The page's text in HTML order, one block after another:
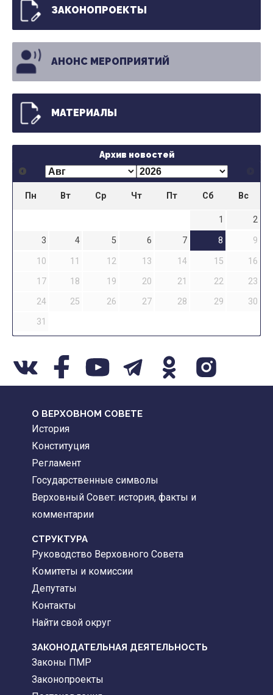
ЗАКОНОПРОЕКТЫ
АНОНС МЕРОПРИЯТИЙ
МАТЕРИАЛЫ
Архив новостей
Пн Вт Ср Чт Пт Сб Вс
1
2
3
4 5 6 7 8
9
10
11 12 13 14 15
16
17
18 19 20 21 22
23
24
25 26 27 28 29
30
31
О ВЕРХОВНОМ СОВЕТЕ
История
Конституция
Регламент
Государственные символы
Верховный Совет: история, факты и
комментарии
CТРУКТУРА
Руководство Верховного Совета
Комитеты и комиссии
Депутаты
Контакты
Найти свой округ
ЗАКОНОДАТЕЛЬНАЯ ДЕЯТЕЛЬНОСТЬ
Законы ПМР
Законопроекты